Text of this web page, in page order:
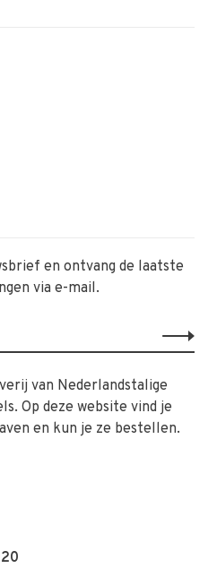
en ontvang de laatste
via e-mail.
van Nederlandstalige
Op deze website vind je
en kun je ze bestellen.